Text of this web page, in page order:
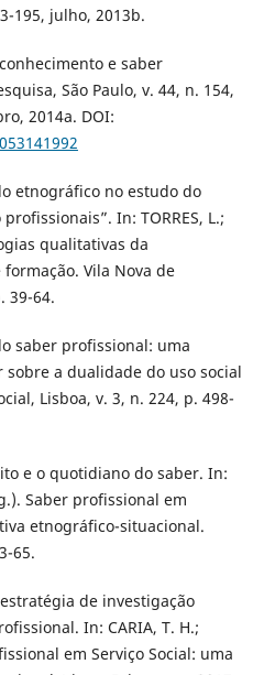
195, julho, 2013b.
e saber
São Paulo, v. 44, n. 154,
2014a. DOI:
etnográfico no estudo do
In: TORRES, L.;
qualitativas da
Vila Nova de
39-64.
saber profissional: uma
a dualidade do uso social
Lisboa, v. 3, n. 224, p. 498-
e o quotidiano do saber. In:
Saber profissional em
etnográfico-situacional.
65.
estratégia de investigação
In: CARIA, T. H.;
em Serviço Social: uma